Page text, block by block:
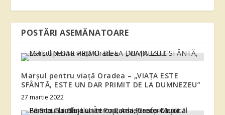
POSTĂRI ASEMĂNATOARE
Marșul pentru viață Oradea – „VIAŢA ESTE
SFÂNTĂ, ESTE UN DAR PRIMIT DE LA DUMNEZEU”
27 martie 2022